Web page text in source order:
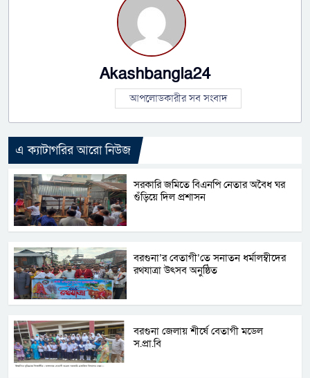
Akashbangla24
আপলোডকারীর সব সংবাদ
এ ক্যাটাগরির আরো নিউজ
সরকারি জমিতে বিএনপি নেতার অবৈধ ঘর
গুঁড়িয়ে দিল প্রশাসন
বরগুনা’র বেতাগী’তে সনাতন ধর্মালম্বীদের
রথযাত্রা উৎসব অনুষ্ঠিত
বরগুনা জেলায় শীর্ষে বেতাগী মডেল
স.প্রা.বি